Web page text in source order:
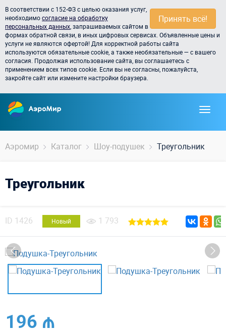
Принять всё!
В соответствии с 152-ФЗ с целью оказания услуг,
необходимосогласие на обработку
персональных данных , запрашиваемых сайтом в
формах обратной связи, в иных цифровых сервисах. Объявленные цены и
услуги не являются офертой! Для корректной работы сайта
используются обязательные cookie, а также необязательные — с вашего
согласия. Продолжая использование сайта, вы соглашаетесь с
применением всех типов cookie. Если вы не согласны, пожалуйста,
закройте сайт или измените настройки браузера.
Аэромир Каталог Шоу-подушек Треугольник
Треугольник
ID 1426 Новый 1 793
196 ₼